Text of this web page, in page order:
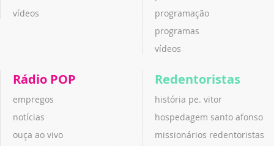
vídeos
programação
programas
vídeos
Rádio POP
empregos
notícias
ouça ao vivo
Redentoristas
história pe. vitor
hospedagem santo afonso
missionários redentoristas